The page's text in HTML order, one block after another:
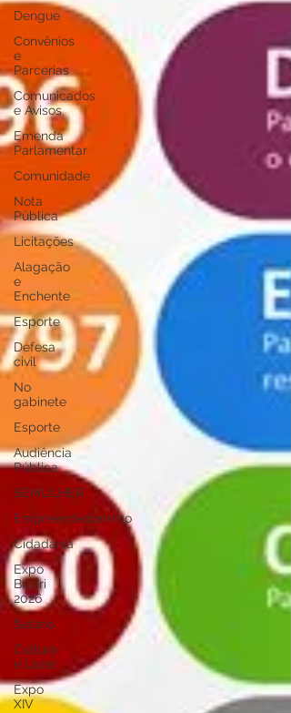
Dengue
Convênios
e
Parcerias
Comunicados
e Avisos
Emenda
Parlamentar
Comunidade
Nota
Pública
Licitações
Alagação
e
Enchente
Esporte
Defesa
civil
No
gabinete
Esporte
Audiência
Pública
SEMULHER
Empreendedorismo
Cidadania
Expo
Bujari
2026
Salário
Cultura
e Lazer
Expo
XIV